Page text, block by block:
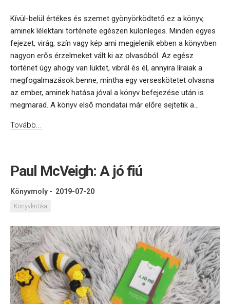
Kívül-belül értékes és szemet gyönyörködtető ez a könyv,
aminek lélektani története egészen különleges. Minden egyes
fejezet, virág, szín vagy kép ami megjelenik ebben a könyvben
nagyon erős érzelmeket vált ki az olvasóból. Az egész
történet úgy ahogy van lüktet, vibrál és él, annyira líraiak a
megfogalmazások benne, mintha egy verseskötetet olvasna
az ember, aminek hatása jóval a könyv befejezése után is
megmarad. A könyv első mondatai már előre sejtetik a...
Tovább...
Paul McVeigh: A jó fiú
Könyvmoly - 2019-07-20
Könyvkritika